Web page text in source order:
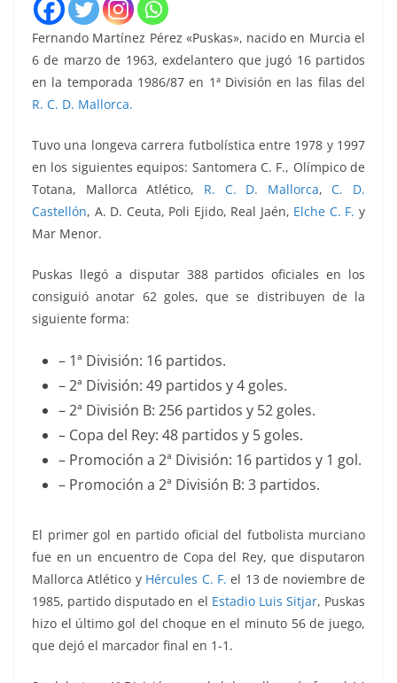
Fernando Martínez Pérez «Puskas», nacido en Murcia el
6 de marzo de 1963, exdelantero que jugó 16 partidos
en la temporada 1986/87 en 1ª División en las filas del
R. C. D. Mallorca.
Tuvo una longeva carrera futbolística entre 1978 y 1997
en los siguientes equipos: Santomera C. F., Olímpico de
Totana, Mallorca Atlético, R. C. D. Mallorca, C. D.
Castellón, A. D. Ceuta, Poli Ejido, Real Jaén, Elche C. F. y
Mar Menor.
Puskas llegó a disputar 388 partidos oficiales en los
consiguió anotar 62 goles, que se distribuyen de la
siguiente forma:
– 1ª División: 16 partidos.
– 2ª División: 49 partidos y 4 goles.
– 2ª División B: 256 partidos y 52 goles.
– Copa del Rey: 48 partidos y 5 goles.
– Promoción a 2ª División: 16 partidos y 1 gol.
– Promoción a 2ª División B: 3 partidos.
El primer gol en partido oficial del futbolista murciano
fue en un encuentro de Copa del Rey, que disputaron
Mallorca Atlético y Hércules C. F. el 13 de noviembre de
1985, partido disputado en el Estadio Luis Sitjar, Puskas
hizo el último gol del choque en el minuto 56 de juego,
que dejó el marcador final en 1-1.